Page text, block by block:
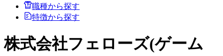
職種から探す
特徴から探す
株式会社フェローズ(ゲーム